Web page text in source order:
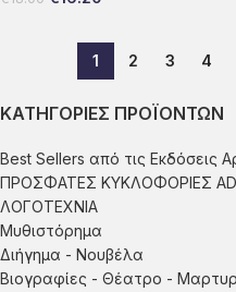
ΚΑΤΗΓΟΡΊΕΣ ΠΡΟΪΌΝΤΩΝ
Best Sellers από τις Εκδόσεις
ΠΡΟΣΦΑΤΕΣ ΚΥΚΛΟΦΟΡΙΕΣ AD
ΛΟΓΟΤΕΧΝΙΑ
Μυθιστόρημα
Διήγημα - Νουβέλα
Βιογραφίες - Θέατρο -
1 2 3 4